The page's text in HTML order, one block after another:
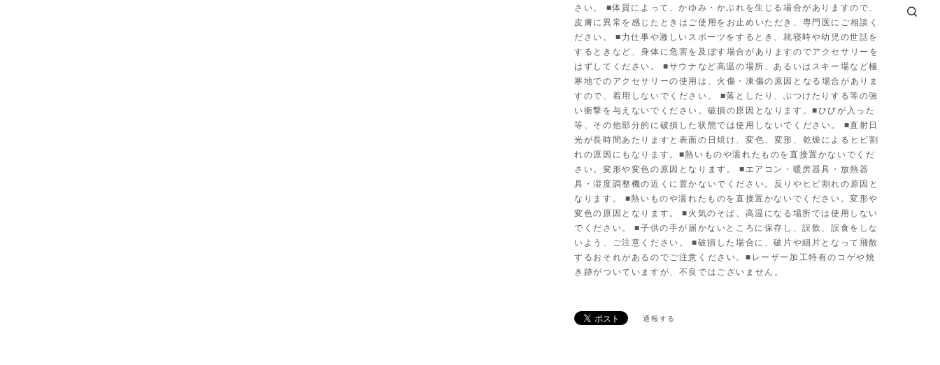
さい。 ■体質によって、かゆみ・かぶれを生じる場合がありますので、
皮膚に異常を感じたときはご使用をお止めいただき、専門医にご相談く
ださい。 ■力仕事や激しいスポーツをするとき、就寝時や幼児の世話を
するときなど、身体に危害を及ぼす場合がありますのでアクセサリーを
はずしてください。 ■サウナなど高温の場所、あるいはスキー場など極
寒地でのアクセサリーの使用は、火傷・凍傷の原因となる場合がありま
すので、着用しないでください。 ■落としたり、ぶつけたりする等の強
い衝撃を与えないでください。破損の原因となります。■ひびが入った
等、その他部分的に破損した状態では使用しないでください。 ■直射日
光が長時間あたりますと表面の日焼け、変色、変形、乾燥によるヒビ割
れの原因にもなります。■熱いものや濡れたものを直接置かないでくだ
さい。変形や変色の原因となります。 ■エアコン・暖房器具・放熱器
具・湿度調整機の近くに置かないでください。反りやヒビ割れの原因と
なります。 ■熱いものや濡れたものを直接置かないでください。変形や
変色の原因となります。 ■火気のそば、高温になる場所では使用しない
でください。 ■子供の手が届かないところに保存し、誤飲、誤食をしな
いよう、ご注意ください。 ■破損した場合に、破片や細片となって飛散
するおそれがあるのでご注意ください。■レーザー加工特有のコゲや焼
き跡がついていますが、不良ではございません。
通報する